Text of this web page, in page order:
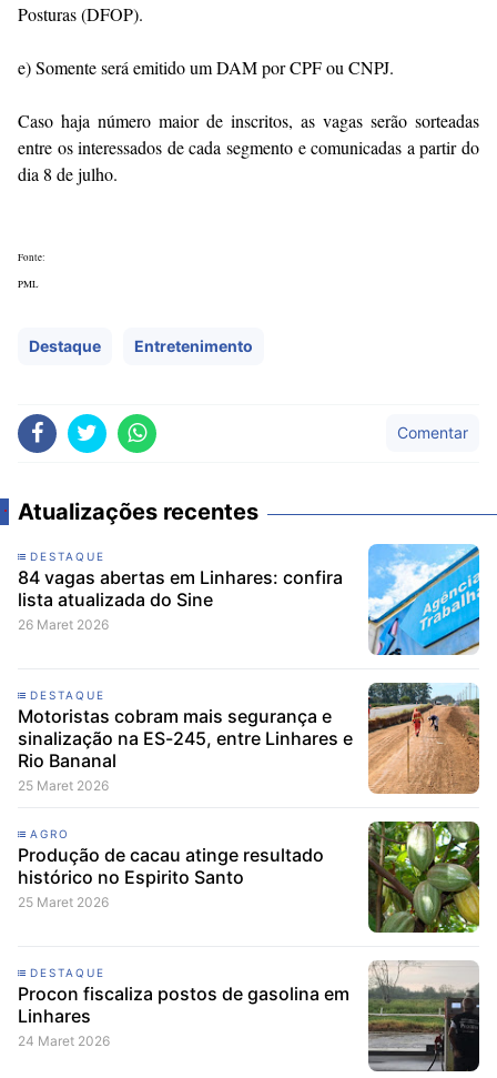
Posturas (DFOP).
e) Somente será emitido um DAM por CPF ou CNPJ.
Caso haja número maior de inscritos, as vagas serão sorteadas
entre os interessados de cada segmento e comunicadas a partir do
dia 8 de julho.
Fonte:
PML
Destaque Entretenimento
Comentar
Atualizações recentes
DESTAQUE
84 vagas abertas em Linhares: confira
lista atualizada do Sine
26 Maret 2026
DESTAQUE
Motoristas cobram mais segurança e
sinalização na ES-245, entre Linhares e
Rio Bananal
25 Maret 2026
AGRO
Produção de cacau atinge resultado
histórico no Espirito Santo
25 Maret 2026
DESTAQUE
Procon fiscaliza postos de gasolina em
Linhares
24 Maret 2026